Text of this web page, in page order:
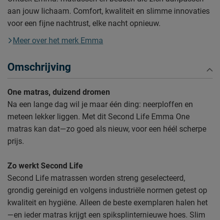
aan jouw lichaam. Comfort, kwaliteit en slimme innovaties
voor een fijne nachtrust, elke nacht opnieuw.
Meer over het merk Emma
Omschrijving
One matras, duizend dromen
Na een lange dag wil je maar één ding: neerploffen en
meteen lekker liggen. Met dit Second Life Emma One
matras kan dat—zo goed als nieuw, voor een héél scherpe
prijs.
Zo werkt Second Life
Second Life matrassen worden streng geselecteerd,
grondig gereinigd en volgens industriële normen getest op
kwaliteit en hygiëne. Alleen de beste exemplaren halen het
—en ieder matras krijgt een spiksplinternieuwe hoes. Slim